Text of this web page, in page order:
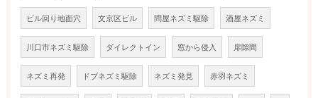
ビル回り地面穴 文京区ビル 問屋ネズミ駆除 酒屋ネズミ
川口市ネズミ駆除 ダイレクトイン 窓から侵入 扉隙間
ネズミ再発 ドブネズミ駆除 ネズミ発見 赤羽ネズミ